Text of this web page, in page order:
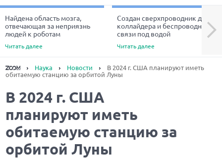
Найдена область мозга,
отвечающая за неприязнь
людей к роботам
Читать далее
Создан сверхпроводник для
коллайдера и беспроводной
связи под водой
Читать далее
Next
Наука Новости
В 2024 г. США планируют иметь
обитаемую станцию за орбитой Луны
В 2024 г. США
планируют иметь
обитаемую станцию за
орбитой Луны